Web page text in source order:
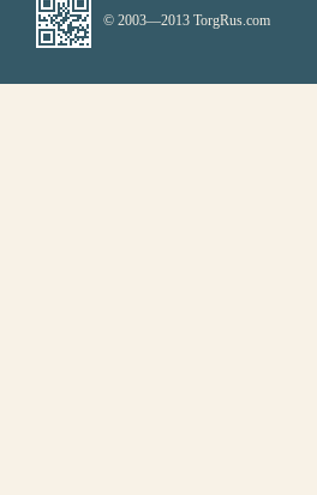
© 2003—2013 TorgRus.com